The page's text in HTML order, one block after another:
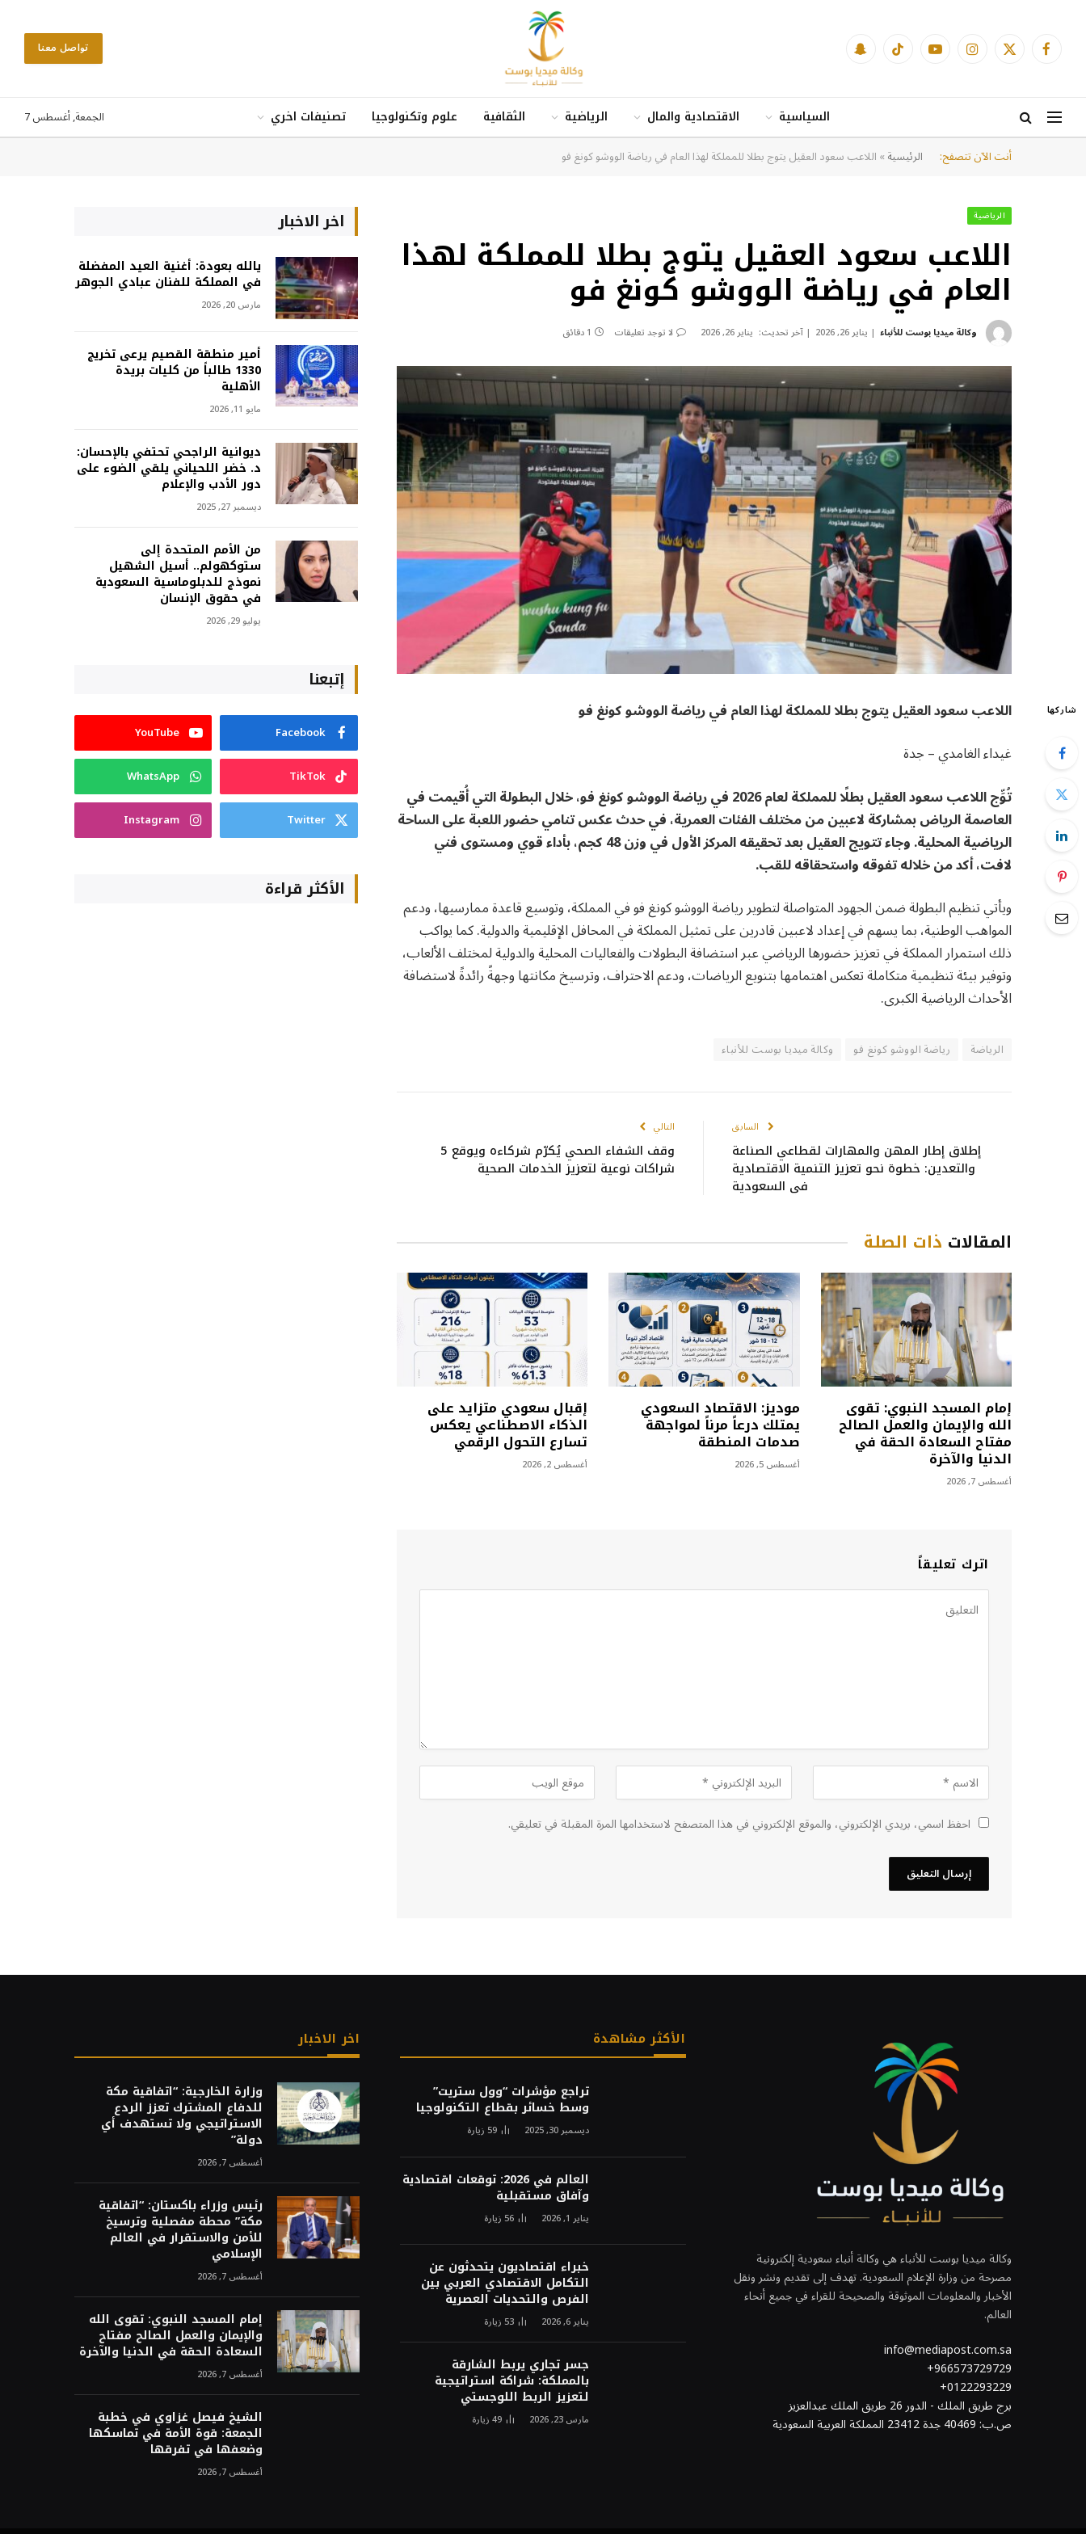
فيسبوكX الانستغراميوتيوب تيكتوك Snapchat تواصل معنا
السياسية الاقتصادية والمال الرياضية الثقافية علوم وتكنولوجيا تصنيفات اخري
الجمعة, أغسطس 7
أنت الآن تتصفح:
الرئيسية»اللاعب سعود العقيل يتوج بطلا للمملكة لهذا العام في رياضة الووشو كونغ فو
الرياضية
اللاعب سعود العقيل يتوج بطلا للمملكة لهذا
العام في رياضة الووشو كونغ فو
وكالة ميديا بوست للأنباء يناير 26, 2026 آخر تحديث: يناير 26, 2026 لا توجد تعليقات 1 دقائق
شاركها
اللاعب سعود العقيل يتوج بطلا للمملكة لهذا العام في رياضة الووشو كونغ فو
غيداء الغامدي – جدة
تُوِّج اللاعب سعود العقيل بطلًا للمملكة لعام 2026 في رياضة الووشو كونغ فو، خلال البطولة التي أُقيمت في
العاصمة الرياض بمشاركة لاعبين من مختلف الفئات العمرية، في حدث عكس تنامي حضور اللعبة على الساحة
الرياضية المحلية. وجاء تتويج العقيل بعد تحقيقه المركز الأول في وزن 48 كجم، بأداء قوي ومستوى فني
لافت، أكد من خلاله تفوقه واستحقاقه للقب.
ويأتي تنظيم البطولة ضمن الجهود المتواصلة لتطوير رياضة الووشو كونغ فو في المملكة، وتوسيع قاعدة ممارسيها، ودعم
المواهب الوطنية، بما يسهم في إعداد لاعبين قادرين على تمثيل المملكة في المحافل الإقليمية والدولية. كما يواكب
ذلك استمرار المملكة في تعزيز حضورها الرياضي عبر استضافة البطولات والفعاليات المحلية والدولية لمختلف الألعاب،
وتوفير بيئة تنظيمية متكاملة تعكس اهتمامها بتنويع الرياضات، ودعم الاحتراف، وترسيخ مكانتها وجهةً رائدةً لاستضافة
الأحداث الرياضية الكبرى.
الرياضة رياضة الووشو كونغ فو وكالة ميديا بوست للأنباء
السابق
إطلاق إطار المهن والمهارات لقطاعي الصناعة
والتعدين: خطوة نحو تعزيز التنمية الاقتصادية
في السعودية
التالي
وقف الشفاء الصحي يُكرّم شركاءه ويوقع 5
شراكات نوعية لتعزيز الخدمات الصحية
المقالات ذات الصلة
إمام المسجد النبوي: تقوى
الله والإيمان والعمل الصالح
مفتاح السعادة الحقة في
الدنيا والآخرة
أغسطس 7, 2026
موديز: الاقتصاد السعودي
يمتلك درعاً مرناً لمواجهة
صدمات المنطقة
أغسطس 5, 2026
إقبال سعودي متزايد على
الذكاء الاصطناعي يعكس
تسارع التحول الرقمي
أغسطس 2, 2026
اترك تعليقاً
احفظ اسمي، بريدي الإلكتروني، والموقع الإلكتروني في هذا المتصفح لاستخدامها المرة المقبلة في تعليقي.
اخر الاخبار
يالله بعودة: أغنية العيد المفضلة
في المملكة للفنان عبادي الجوهر
مارس 20, 2026
أمير منطقة القصيم يرعى تخريج
1330 طالباً من كليات بريدة
الأهلية
مايو 11, 2026
ديوانية الراجحي تحتفي بالإحسان:
د. خضر اللحياني يلقي الضوء على
دور الأدب والإعلام
ديسمبر 27, 2025
من الأمم المتحدة إلى
ستوكهولم.. أسيل الشهيل
نموذج للدبلوماسية السعودية
في حقوق الإنسان
يوليو 29, 2026
إتبعنا
Facebook
YouTube
TikTok
WhatsApp
Twitter
Instagram
الأكثر قراءة
وكالة ميديا بوست للأنباء هي وكالة أنباء سعودية إلكترونية
مصرحة من وزارة الإعلام السعودية. تهدف إلى تقديم ونشر ونقل
الأخبار والمعلومات الموثوقة والصحيحة للقراء في جميع أنحاء
العالم.
info@mediapost.com.sa
966573729729+
0122293229+
برج طريق الملك - الدور 26 طريق الملك عبدالعزيز
ص.ب: 40469 جدة 23412 المملكة العربية السعودية
الأكثر مشاهدة
تراجع مؤشرات “وول ستريت”
وسط خسائر بقطاع التكنولوجيا
ديسمبر 30, 2025 59 زيارة
العالم في 2026: توقعات اقتصادية
وآفاق مستقبلية
يناير 1, 2026 56 زيارة
خبراء اقتصاديون يتحدثون عن
التكامل الاقتصادي العربي بين
الفرص والتحديات العصرية
يناير 6, 2026 53 زيارة
جسر تجاري يربط الشارقة
بالمملكة: شراكة استراتيجية
لتعزيز الربط اللوجستي
مارس 23, 2026 49زيارة
اخر الاخبار
وزارة الخارجية: “اتفاقية مكة
للدفاع المشترك تعزز الردع
الاستراتيجي ولا تستهدف أي
دولة”
أغسطس 7, 2026
رئيس وزراء باكستان: “اتفاقية
مكة” محطة مفصلية وترسيخ
للأمن والاستقرار في العالم
الإسلامي
أغسطس 7, 2026
إمام المسجد النبوي: تقوى الله
والإيمان والعمل الصالح مفتاح
السعادة الحقة في الدنيا والآخرة
أغسطس 7, 2026
الشيخ فيصل غزاوي في خطبة
الجمعة: قوة الأمة في تماسكها
وضعفها في تفرقها
أغسطس 7, 2026